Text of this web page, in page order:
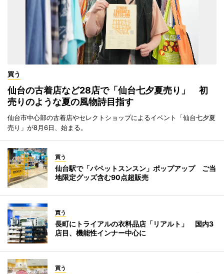
買う
仙台の古着店など28店で「仙台七夕夏売り」 初
売りのような夏の風物詩目指す
仙台市中心部の古着店やセレクトショップによるイベント「仙台七夕夏
売り」が8月6日、始まる。
買う
仙台駅で「パペットスンスン」ポップアップ ご当
地限定グッズ含む90点超販売
買う
長町にトライアルの衣料品店「リアルト」 国内3
店目、機能性インナー中心に
買う